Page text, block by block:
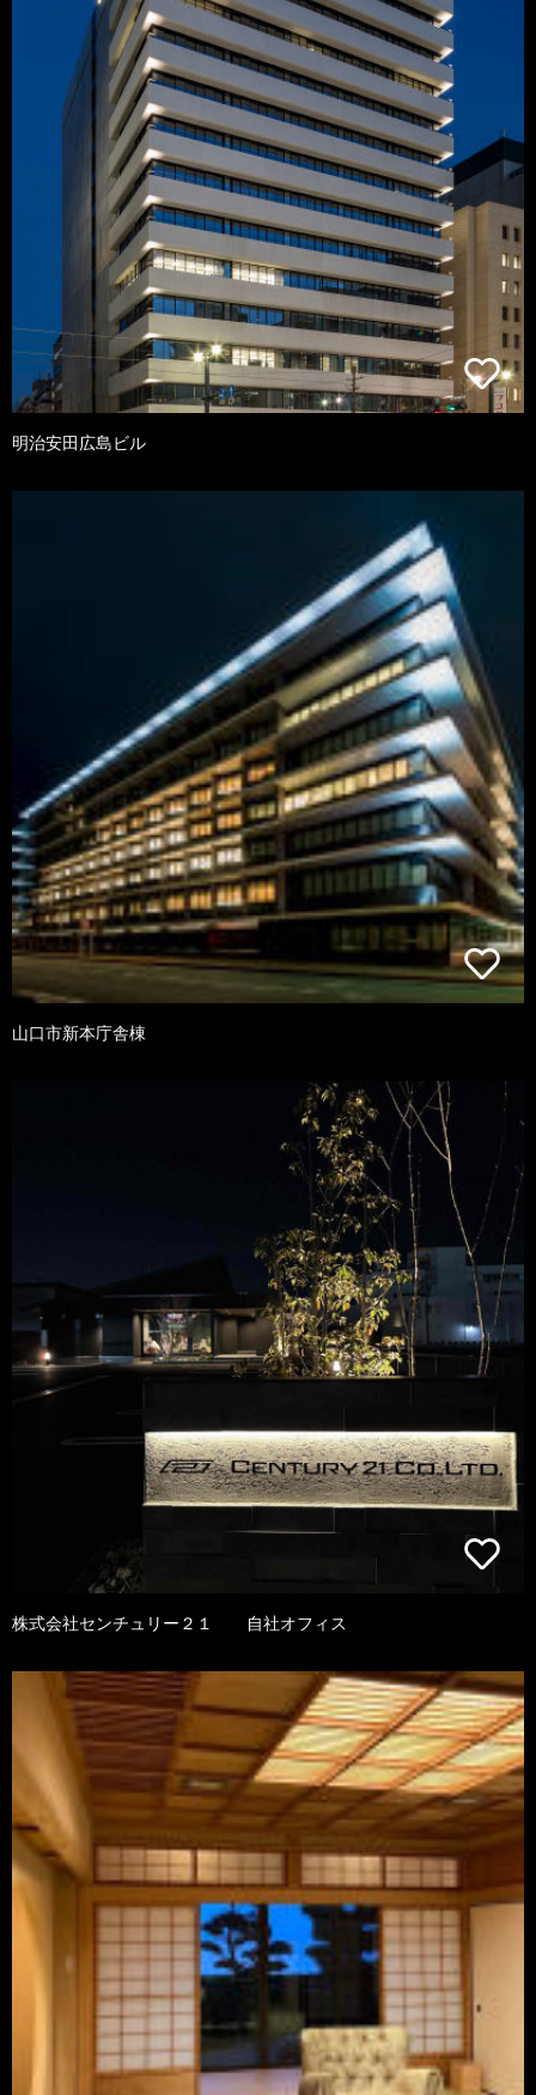
明治安田広島ビル
山口市新本庁舎棟
株式会社センチュリー２１ 自社オフィス